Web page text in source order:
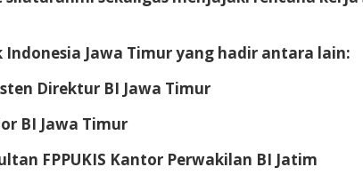
Jawa Timur yang hadir antara lain:
Direktur BI Jawa Timur
BI Jawa Timur
FPPUKIS Kantor Perwakilan BI Jatim